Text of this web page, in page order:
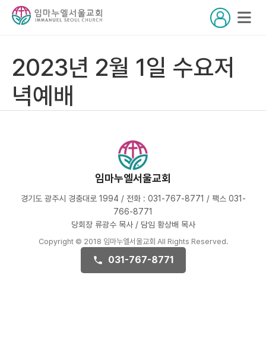
2023년 2월 1일 수요저
녁예배
임마누엘서울교회
경기도 광주시 경충대로 1994 / 전화 : 031-767-8771 / 팩스 031-
766-8771
당회장 류광수 목사 / 담임 황상배 목사
Copyright © 2018 임마누엘서울교회 All Rights Reserved.
031-767-8771